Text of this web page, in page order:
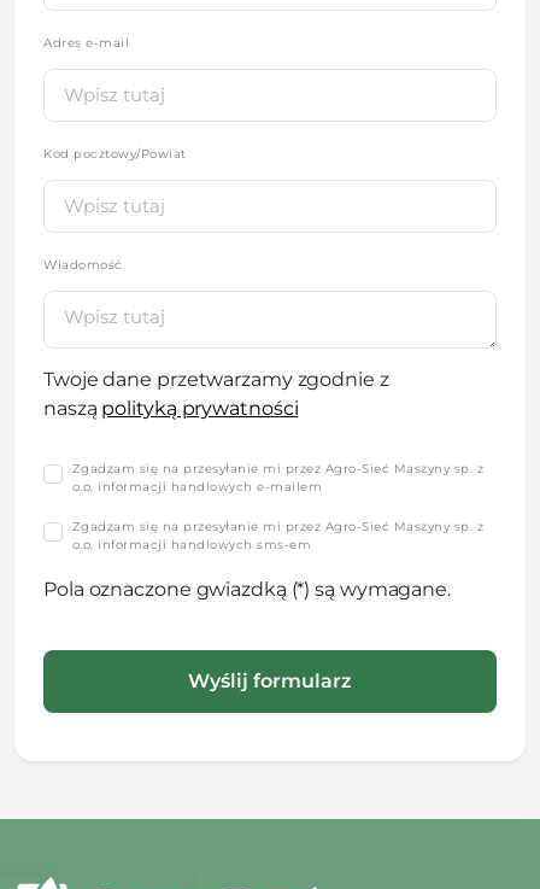
Adres e-mail
Kod pocztowy/Powiat
Wiadomość
Twoje dane przetwarzamy zgodnie z
naszą polityką prywatności
Zgadzam się na przesyłanie mi przez Agro-Sieć Maszyny sp. z
o.o. informacji handlowych e-mailem
Zgadzam się na przesyłanie mi przez Agro-Sieć Maszyny sp. z
o.o. informacji handlowych sms-em
Pola oznaczone gwiazdką (*) są wymagane.